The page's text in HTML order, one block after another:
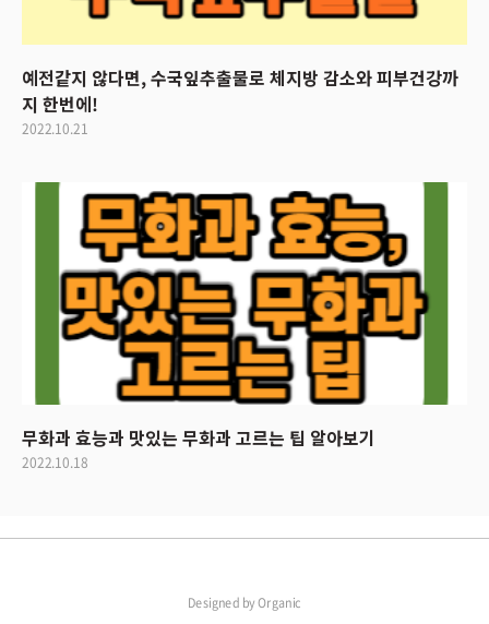
예전같지 않다면, 수국잎추출물로 체지방 감소와 피부건강까
지 한번에!
2022.10.21
무화과 효능과 맛있는 무화과 고르는 팁 알아보기
2022.10.18
Designed byOrganic